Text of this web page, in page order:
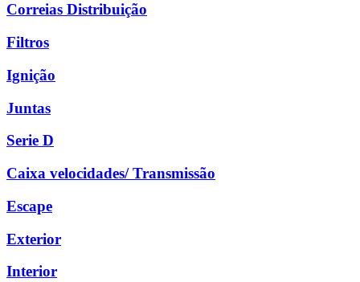
Correias Distribuição
Filtros
Ignição
Juntas
Serie D
Caixa velocidades/ Transmissão
Escape
Exterior
Interior